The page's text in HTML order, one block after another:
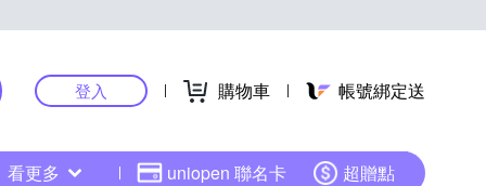
登入 購物車 帳號綁定送
看更多 uniopen 聯名卡 超贈點